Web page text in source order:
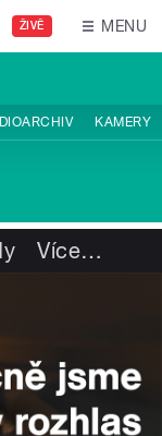
ŽIVĚ MENU
KAMERY
Více…